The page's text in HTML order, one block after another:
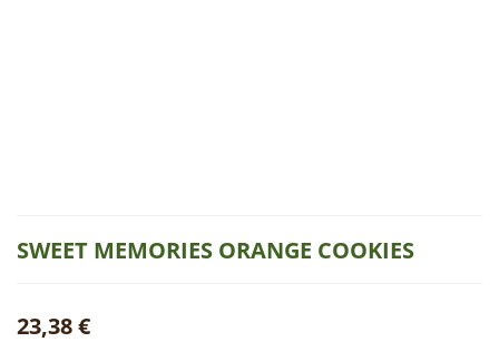
SWEET MEMORIES ORANGE COOKIES
23,38€